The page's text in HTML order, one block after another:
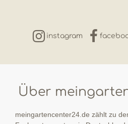
instagram
Über
meingartencenter24.de zählt zu